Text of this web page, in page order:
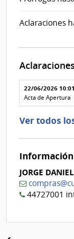
Aclaraciones
Aclaraciones
Fecha y
texto de
la
de
22/06/2026
Acta de Apertura
Ver todos
JORGE
44727001